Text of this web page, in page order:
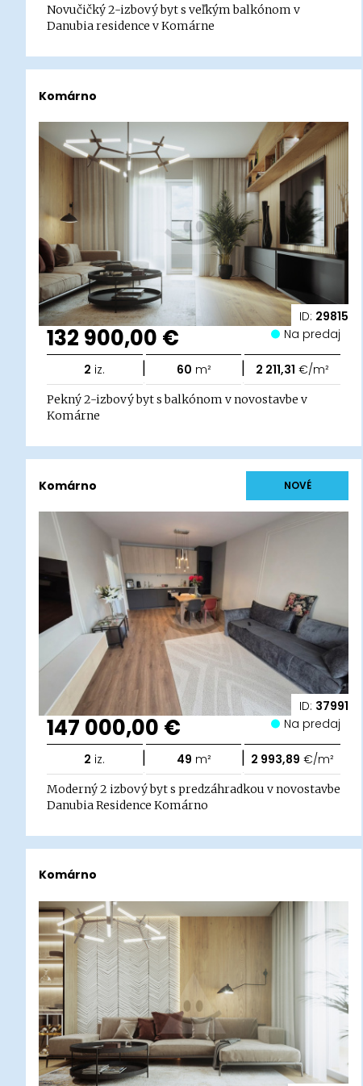
Novučičký 2-izbový byt s veľkým balkónom v
Danubia residence v Komárne
ID: 29815
Komárno
132 900,00 € Na predaj
2 iz. | 60 m² | 2 211,31 €/m²
Pekný 2-izbový byt s balkónom v novostavbe v
Komárne
ID: 37991
Komárno NOVÉ
147 000,00 € Na predaj
2 iz. | 49 m² | 2 993,89 €/m²
Moderný 2 izbový byt s predzáhradkou v novostavbe
Danubia Residence Komárno
Komárno